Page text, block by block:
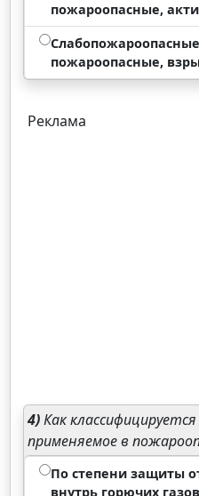
пожароопасные,
пожароопасные,
Реклама
4)Как
применяемое в
По степени защиты
внутрь горючих